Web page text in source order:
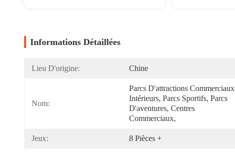
Informations Détaillées
Lieu D'origine: Chine
Nom:
Parcs D'attractions Commerciaux
Intérieurs, Parcs Sportifs, Parcs
D'aventures, Centres
Commerciaux,
Jeux: 8 Pièces +